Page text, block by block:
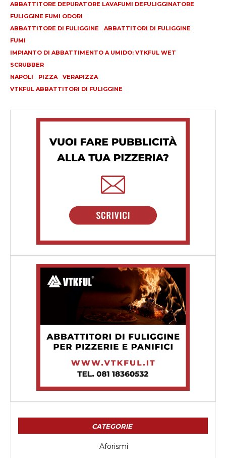
ABBATTITORE DEPURATORE LAVAFUMI DEFULIGGINATORE
FULIGGINE FUMI ODORI
ABBATTITORE DI FULIGGINE
ABBATTITORI DI FULIGGINE
FUMI
IMPIANTO DI ABBATTIMENTO A UMIDO: VTKFUL WET
SCRUBBER
NAPOLI
PIZZA
VERAPIZZA
VTKFUL ABBATTITORI DI FULIGGINE
CATEGORIE
Aforismi